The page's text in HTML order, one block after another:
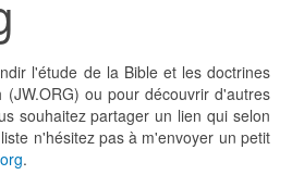
l'étude de la Bible et les doctrines
ou pour découvrir d'autres
souhaitez partager un lien qui selon
n'hésitez pas à m'envoyer un petit
.